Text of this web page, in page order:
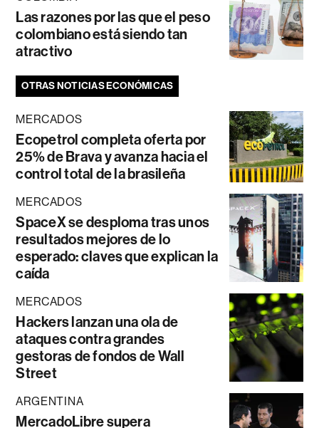
Las razones por las que el peso
colombiano está siendo tan
atractivo
OTRAS NOTICIAS ECONÓMICAS
MERCADOS
Ecopetrol completa oferta por
25% de Brava y avanza hacia el
control total de la brasileña
MERCADOS
SpaceX se desploma tras unos
resultados mejores de lo
esperado: claves que explican la
caída
MERCADOS
Hackers lanzan una ola de
ataques contra grandes
gestoras de fondos de Wall
Street
ARGENTINA
MercadoLibre supera